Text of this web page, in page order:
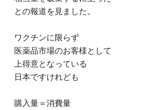
との報道を見ました。
ワクチンに限らず
医薬品市場のお客様として
上得意となっている
日本ですけれども
購入量＝消費量